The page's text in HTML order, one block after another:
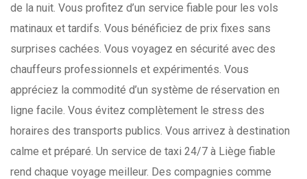
de la nuit. Vous profitez d’un service fiable pour les vols
matinaux et tardifs. Vous bénéficiez de prix fixes sans
surprises cachées. Vous voyagez en sécurité avec des
chauffeurs professionnels et expérimentés. Vous
appréciez la commodité d’un système de réservation en
ligne facile. Vous évitez complètement le stress des
horaires des transports publics. Vous arrivez à destination
calme et préparé. Un service de taxi 24/7 à Liège fiable
rend chaque voyage meilleur. Des compagnies comme